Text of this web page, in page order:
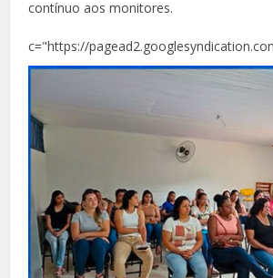
contínuo aos monitores.
c="https://